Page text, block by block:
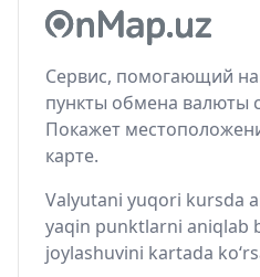
Сервис, помогающий
пункты обмена валюты
Покажет
карте.
Valyutani yuqori kursda
yaqin punktlarni aniqlab
joylashuvini kartada